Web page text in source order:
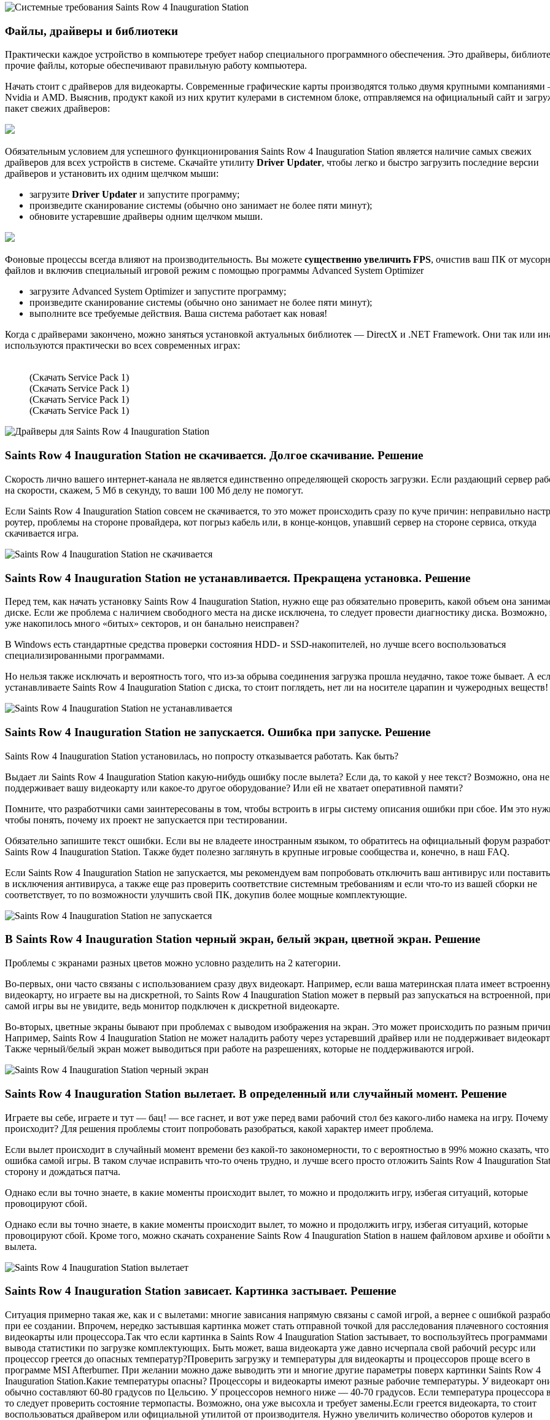
Файлы, драйверы и библиотеки
Практически каждое устройство в компьютере требует набор специального программного обеспечения. Это драйверы,
прочие файлы, которые обеспечивают правильную работу компьютера.
Начать стоит с драйверов для видеокарты. Современные графические карты производятся только двумя крупными
Nvidia и AMD. Выяснив, продукт какой из них крутит кулерами в системном блоке, отправляемся на официальный сайт и
пакет свежих драйверов:
Обязательным условием для успешного функционирования Saints Row 4 Inauguration Station является наличие самых свежих
драйверов для всех устройств в системе. Скачайте утилиту Driver Updater, чтобы легко и быстро загрузить последние версии
драйверов и установить их одним щелчком мыши:
загрузите Driver Updater и запустите программу;
произведите сканирование системы (обычно оно занимает не более пяти минут);
обновите устаревшие драйверы одним щелчком мыши.
Фоновые процессы всегда влияют на производительность. Вы можете существенно увеличить FPS, очистив ваш ПК от
файлов и включив специальный игровой режим с помощью программы Advanced System Optimizer
загрузите Advanced System Optimizer и запустите программу;
произведите сканирование системы (обычно оно занимает не более пяти минут);
выполните все требуемые действия. Ваша система работает как новая!
Когда с драйверами закончено, можно заняться установкой актуальных библиотек — DirectX и .NET Framework. Они так или
используются практически во всех современных играх:
(Скачать Service Pack 1)
(Скачать Service Pack 1)
(Скачать Service Pack 1)
(Скачать Service Pack 1)
Saints Row 4 Inauguration Station не скачивается. Долгое скачивание. Решение
Скорость лично вашего интернет-канала не является единственно определяющей скорость загрузки. Если раздающий сервер
на скорости, скажем, 5 Мб в секунду, то ваши 100 Мб делу не помогут.
Если Saints Row 4 Inauguration Station совсем не скачивается, то это может происходить сразу по куче причин: неправильно
роутер, проблемы на стороне провайдера, кот погрыз кабель или, в конце-концов, упавший сервер на стороне сервиса, откуда
скачивается игра.
Saints Row 4 Inauguration Station не устанавливается. Прекращена установка. Решение
Перед тем, как начать установку Saints Row 4 Inauguration Station, нужно еще раз обязательно проверить, какой объем она
диске. Если же проблема с наличием свободного места на диске исключена, то следует провести диагностику диска.
уже накопилось много «битых» секторов, и он банально неисправен?
В Windows есть стандартные средства проверки состояния HDD- и SSD-накопителей, но лучше всего воспользоваться
специализированными программами.
Но нельзя также исключать и вероятность того, что из-за обрыва соединения загрузка прошла неудачно, такое тоже бывает. А
устанавливаете Saints Row 4 Inauguration Station с диска, то стоит поглядеть, нет ли на носителе царапин и чужеродных веществ!
Saints Row 4 Inauguration Station не запускается. Ошибка при запуске. Решение
Saints Row 4 Inauguration Station установилась, но попросту отказывается работать. Как быть?
Выдает ли Saints Row 4 Inauguration Station какую-нибудь ошибку после вылета? Если да, то какой у нее текст? Возможно, она не
поддерживает вашу видеокарту или какое-то другое оборудование? Или ей не хватает оперативной памяти?
Помните, что разработчики сами заинтересованы в том, чтобы встроить в игры систему описания ошибки при сбое. Им это
чтобы понять, почему их проект не запускается при тестировании.
Обязательно запишите текст ошибки. Если вы не владеете иностранным языком, то обратитесь на официальный форум
Saints Row 4 Inauguration Station. Также будет полезно заглянуть в крупные игровые сообщества и, конечно, в наш FAQ.
Если Saints Row 4 Inauguration Station не запускается, мы рекомендуем вам попробовать отключить ваш антивирус или
в исключения антивируса, а также еще раз проверить соответствие системным требованиям и если что-то из вашей сборки не
соответствует, то по возможности улучшить свой ПК, докупив более мощные комплектующие.
В Saints Row 4 Inauguration Station черный экран, белый экран, цветной экран. Решение
Проблемы с экранами разных цветов можно условно разделить на 2 категории.
Во-первых, они часто связаны с использованием сразу двух видеокарт. Например, если ваша материнская плата имеет
видеокарту, но играете вы на дискретной, то Saints Row 4 Inauguration Station может в первый раз запускаться на встроенной,
самой игры вы не увидите, ведь монитор подключен к дискретной видеокарте.
Во-вторых, цветные экраны бывают при проблемах с выводом изображения на экран. Это может происходить по разным
Например, Saints Row 4 Inauguration Station не может наладить работу через устаревший драйвер или не поддерживает
Также черный/белый экран может выводиться при работе на разрешениях, которые не поддерживаются игрой.
Saints Row 4 Inauguration Station вылетает. В определенный или случайный момент. Решение
Играете вы себе, играете и тут — бац! — все гаснет, и вот уже перед вами рабочий стол без какого-либо намека на игру. Почему
происходит? Для решения проблемы стоит попробовать разобраться, какой характер имеет проблема.
Если вылет происходит в случайный момент времени без какой-то закономерности, то с вероятностью в 99% можно сказать, что
ошибка самой игры. В таком случае исправить что-то очень трудно, и лучше всего просто отложить Saints Row 4 Inauguration
сторону и дождаться патча.
Однако если вы точно знаете, в какие моменты происходит вылет, то можно и продолжить игру, избегая ситуаций, которые
провоцируют сбой.
Однако если вы точно знаете, в какие моменты происходит вылет, то можно и продолжить игру, избегая ситуаций, которые
провоцируют сбой. Кроме того, можно скачать сохранение Saints Row 4 Inauguration Station в нашем файловом архиве и обойти
вылета.
Saints Row 4 Inauguration Station зависает. Картинка застывает. Решение
Ситуация примерно такая же, как и с вылетами: многие зависания напрямую связаны с самой игрой, а вернее с ошибкой
при ее создании. Впрочем, нередко застывшая картинка может стать отправной точкой для расследования плачевного состояния
видеокарты или процессора.Так что если картинка в Saints Row 4 Inauguration Station застывает, то воспользуйтесь программами
вывода статистики по загрузке комплектующих. Быть может, ваша видеокарта уже давно исчерпала свой рабочий ресурс или
процессор греется до опасных температур?Проверить загрузку и температуры для видеокарты и процессоров проще всего в
программе MSI Afterburner. При желании можно даже выводить эти и многие другие параметры поверх картинки Saints Row 4
Inauguration Station.Какие температуры опасны? Процессоры и видеокарты имеют разные рабочие температуры. У видеокарт
обычно составляют 60-80 градусов по Цельсию. У процессоров немного ниже — 40-70 градусов. Если температура процессора
то следует проверить состояние термопасты. Возможно, она уже высохла и требует замены.Если греется видеокарта, то стоит
воспользоваться драйвером или официальной утилитой от производителя. Нужно увеличить количество оборотов кулеров и